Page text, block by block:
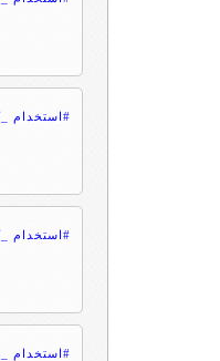
#استخدام
#استخدام
#استخدام